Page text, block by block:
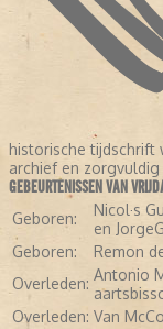
historische tijdschrift
archief en
GEBEURTENISSEN VAN
Geboren:
Nicol·s
en
Geboren:
Remon
Overleden: Antonio
Overleden: Van